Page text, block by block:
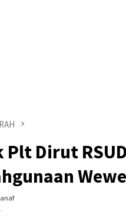
Plt Dirut